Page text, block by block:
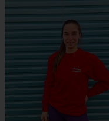
CUMPARA